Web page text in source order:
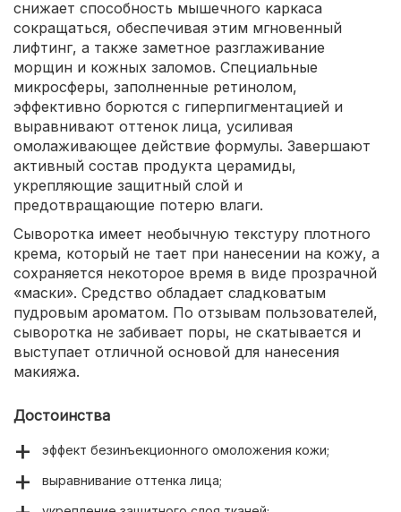
снижает способность мышечного каркаса
сокращаться, обеспечивая этим мгновенный
лифтинг, а также заметное разглаживание
морщин и кожных заломов. Специальные
микросферы, заполненные ретинолом,
эффективно борются с гиперпигментацией и
выравнивают оттенок лица, усиливая
омолаживающее действие формулы. Завершают
активный состав продукта церамиды,
укрепляющие защитный слой и
предотвращающие потерю влаги.
Сыворотка имеет необычную текстуру плотного
крема, который не тает при нанесении на кожу, а
сохраняется некоторое время в виде прозрачной
«маски». Средство обладает сладковатым
пудровым ароматом. По отзывам пользователей,
сыворотка не забивает поры, не скатывается и
выступает отличной основой для нанесения
макияжа.
Достоинства
эффект безинъекционного омоложения кожи;
выравнивание оттенка лица;